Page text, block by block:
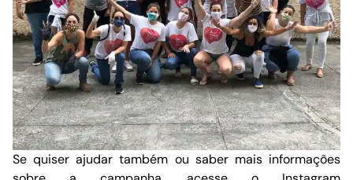
Se quiser ajudar também ou saber mais informações